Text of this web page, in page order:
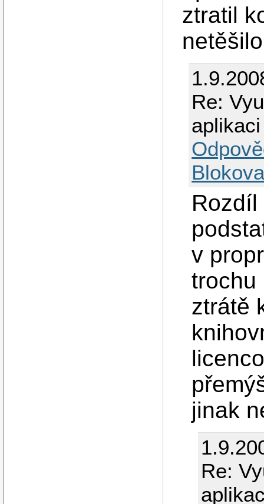
ztratil
Re:
aplikaci
Rozdíl
v
trochu
ztrátě
jinak
Re: